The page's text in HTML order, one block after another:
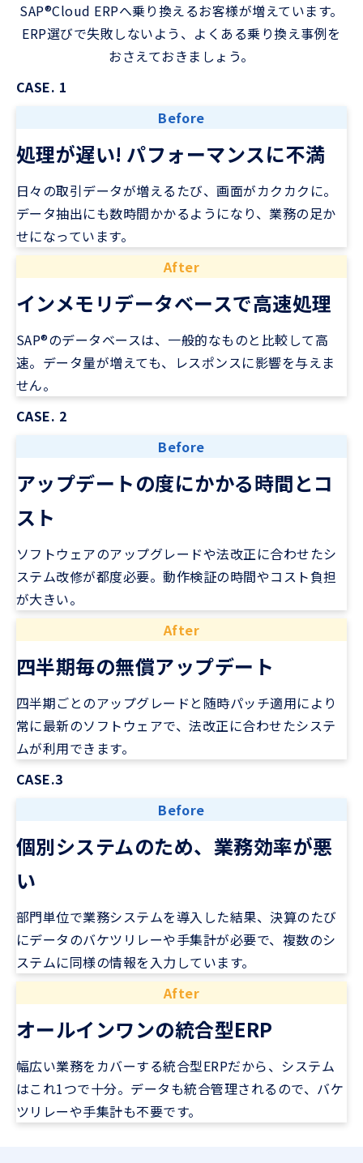
SAP®Cloud ERPへ乗り換えるお客様が増えています。
ERP選びで失敗しないよう、よくある乗り換え事例を
おさえておきましょう。
CASE. 1
Before
処理が遅い! パフォーマンスに不満
日々の取引データが増えるたび、画面がカクカクに。
データ抽出にも数時間かかるようになり、業務の足か
せになっています。
After
インメモリデータベースで高速処理
SAP®のデータベースは、一般的なものと比較して高
速。データ量が増えても、レスポンスに影響を与えま
せん。
CASE. 2
Before
アップデートの度にかかる時間とコ
スト
ソフトウェアのアップグレードや法改正に合わせたシ
ステム改修が都度必要。動作検証の時間やコスト負担
が大きい。
After
四半期毎の無償アップデート
四半期ごとのアップグレードと随時パッチ適用により
常に最新のソフトウェアで、法改正に合わせたシステ
ムが利用できます。
CASE.3
Before
個別システムのため、業務効率が悪
い
部門単位で業務システムを導入した結果、決算のたび
にデータのバケツリレーや手集計が必要で、複数のシ
ステムに同様の情報を入力しています。
After
オールインワンの統合型ERP
幅広い業務をカバーする統合型ERPだから、システム
はこれ1つで十分。データも統合管理されるので、バケ
ツリレーや手集計も不要です。